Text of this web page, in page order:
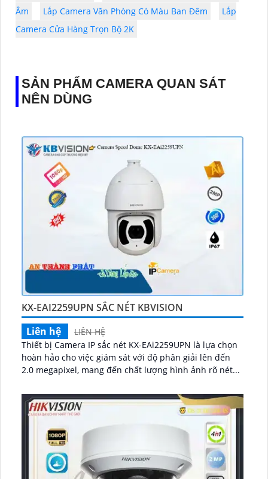
Âm
Lắp Camera Văn Phòng Có Màu Ban Đêm
Lắp
Camera Cửa Hàng Trọn Bộ 2K
SẢN PHẨM CAMERA QUAN SÁT
NÊN DÙNG
KX-EAI2259UPN SẮC NÉT KBVISION
Liên hệ
LIÊN HỆ
Thiết bị Camera IP sắc nét KX-EAi2259UPN là lựa chọn
hoàn hảo cho việc giám sát với độ phân giải lên đến
2.0 megapixel, mang đến chất lượng hình ảnh rõ nét...